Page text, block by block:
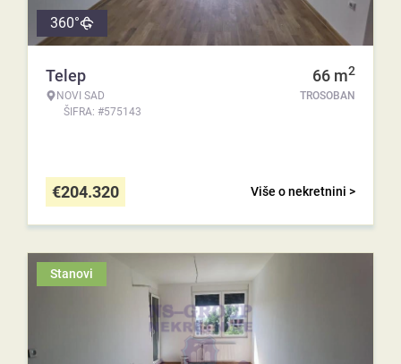
360°
Telep
NOVI SAD
ŠIFRA: #575143
66 m2
TROSOBAN
Više o nekretnini >
€204.320
Stanovi